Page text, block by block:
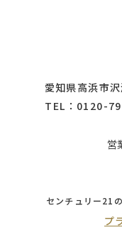
愛知県高浜市
TEL： 0120-
営
センチュリー21
プ